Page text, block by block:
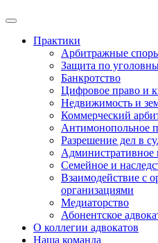
Практики
Арбитражные
Защита по
Банкротство
Цифровое право и
Недвижимость и
Коммерческий
Антимонопольное
Разрешение дел в
Административное
Семейное и
Взаимодействие с
организациями
Медиаторство
Абонентское
О коллегии адвокатов
Наша команда